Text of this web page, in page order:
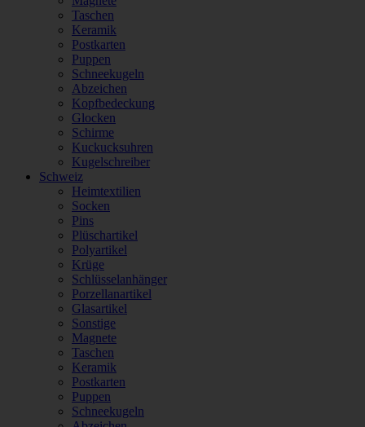
Taschen
Keramik
Postkarten
Puppen
Schneekugeln
Abzeichen
Kopfbedeckung
Glocken
Schirme
Kuckucksuhren
Kugelschreiber
Schweiz
Heimtextilien
Socken
Pins
Plüschartikel
Polyartikel
Krüge
Schlüsselanhänger
Porzellanartikel
Glasartikel
Sonstige
Magnete
Taschen
Keramik
Postkarten
Puppen
Schneekugeln